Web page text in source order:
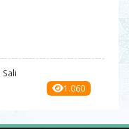
1.060